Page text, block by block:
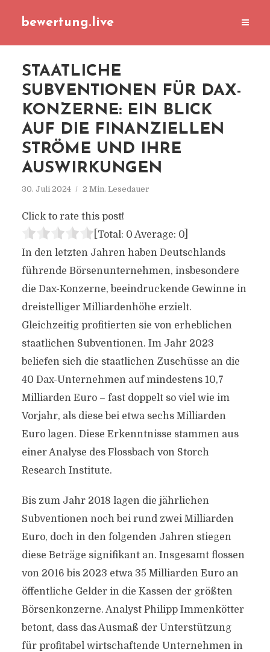
bewertung.live
STAATLICHE
SUBVENTIONEN FÜR DAX-
KONZERNE: EIN BLICK
AUF DIE FINANZIELLEN
STRÖME UND IHRE
AUSWIRKUNGEN
30. Juli 2024 2 Min. Lesedauer
Click to rate this post!
[Total: 0 Average: 0]
In den letzten Jahren haben Deutschlands
führende Börsenunternehmen, insbesondere
die Dax-Konzerne, beeindruckende Gewinne in
dreistelliger Milliardenhöhe erzielt.
Gleichzeitig profitierten sie von erheblichen
staatlichen Subventionen. Im Jahr 2023
beliefen sich die staatlichen Zuschüsse an die
40 Dax-Unternehmen auf mindestens 10,7
Milliarden Euro – fast doppelt so viel wie im
Vorjahr, als diese bei etwa sechs Milliarden
Euro lagen. Diese Erkenntnisse stammen aus
einer Analyse des Flossbach von Storch
Research Institute.
Bis zum Jahr 2018 lagen die jährlichen
Subventionen noch bei rund zwei Milliarden
Euro, doch in den folgenden Jahren stiegen
diese Beträge signifikant an. Insgesamt flossen
von 2016 bis 2023 etwa 35 Milliarden Euro an
öffentliche Gelder in die Kassen der größten
Börsenkonzerne. Analyst Philipp Immenkötter
betont, dass das Ausmaß der Unterstützung
für profitabel wirtschaftende Unternehmen in